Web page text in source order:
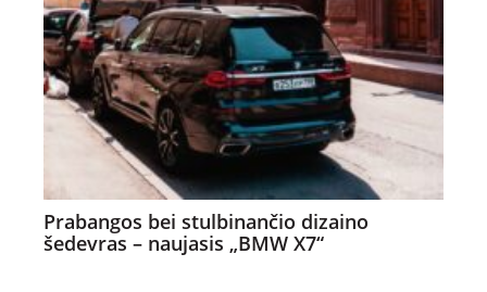
Prabangos bei stulbinančio dizaino
šedevras – naujasis „BMW X7“